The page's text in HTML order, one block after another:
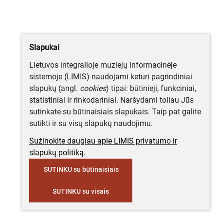
Slapukai
Lietuvos integralioje muziejų informacinėje
sistemoje (LIMIS) naudojami keturi pagrindiniai
slapukų (angl. cookies) tipai: būtinieji, funkciniai,
statistiniai ir rinkodariniai. Naršydami toliau Jūs
sutinkate su būtinaisiais slapukais. Taip pat galite
sutikti ir su visų slapukų naudojimu.
Sužinokite daugiau apie LIMIS privatumo ir
slapukų politiką.
SUTINKU su būtinaisiais
SUTINKU su visais